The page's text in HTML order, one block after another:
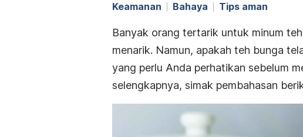
Keamanan Bahaya Tips aman
Banyak orang tertarik untuk minum
menarik. Namun, apakah teh bunga
yang perlu Anda perhatikan sebelum
selengkapnya, simak pembahasan